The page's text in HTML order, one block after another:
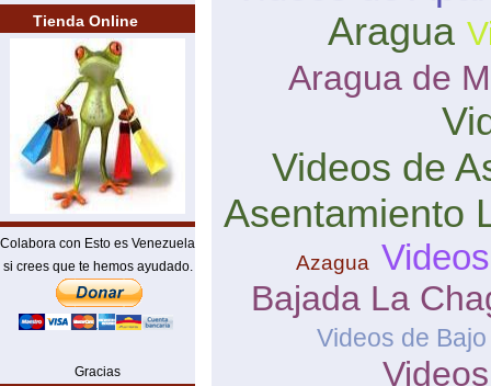
Tienda Online
Colabora con Esto es Venezuela
si crees que te hemos ayudado.
Gracias
Aragua
Aragua de
Videos de
Asentamiento
Azagua
Bajada La
Videos de